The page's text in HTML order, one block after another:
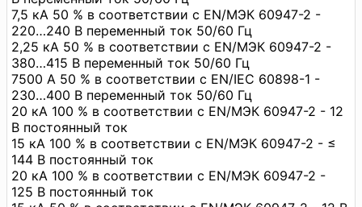
7,5 кА 50 % в соответствии с EN/МЭК 60947-2 -
220…240 В переменный ток 50/60 Гц
2,25 кА 50 % в соответствии с EN/МЭК 60947-2 -
380…415 В переменный ток 50/60 Гц
7500 А 50 % в соответствии с EN/IEC 60898-1 -
230…400 В переменный ток 50/60 Гц
20 кА 100 % в соответствии с EN/МЭК 60947-2 - 12
В постоянный ток
15 кА 100 % в соответствии с EN/МЭК 60947-2 - ≤
144 В постоянный ток
20 кА 100 % в соответствии с EN/МЭК 60947-2 -
125 В постоянный ток